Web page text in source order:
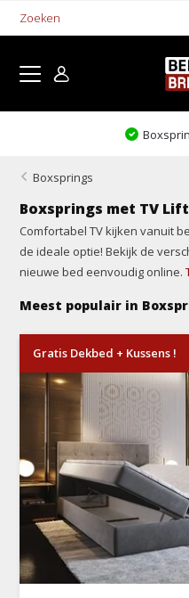
Boxsprings
Boxsprings met TV Lift
Comfortabel TV kijken vanuit
de ideale optie! Bekijk de
nieuwe bed eenvoudig online.
Meest populair in
Gratis Dekbed + Kussens !